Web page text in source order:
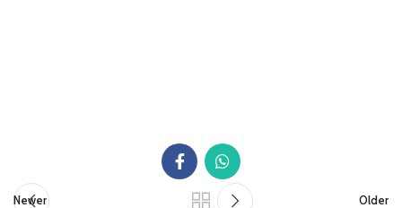
Newer Older